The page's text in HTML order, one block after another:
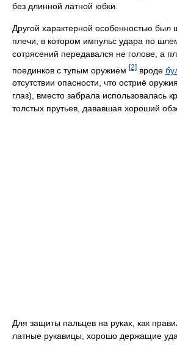
без длинной латной юбки.
Другой характерной особенностью
плечи, в котором импульс удара по
сотрясений передавался не голове, а
поединков с тупым оружием [2] вроде
отсутствии опасности, что остриё
глаз), вместо забрала использовалась
толстых прутьев, дававшая хороший
Для защиты пальцев на руках, как
латные рукавицы, хорошо держащие